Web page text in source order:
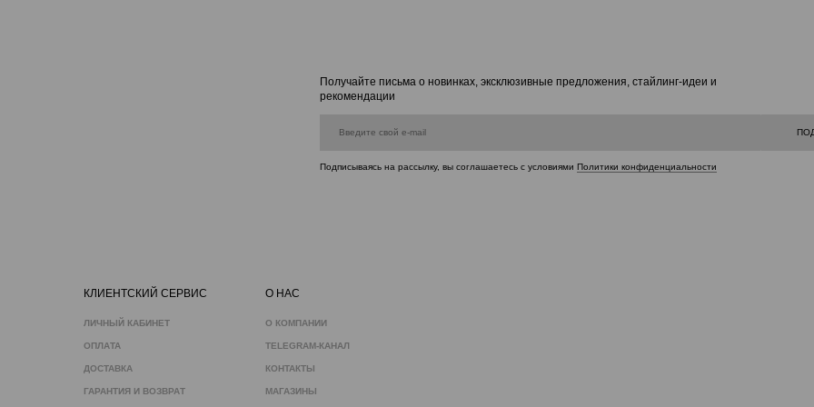
О КОМПАНИИ
МАГАЗИНЫ
ГАРАНТИЯ И ВОЗВРАТ
О НАС
ДОСТАВКА
ОПЛАТА TELEGRAM-КАНАЛ
ЛИЧНЫЙ КАБИНЕТ
КОНТАКТЫ
КЛИЕНТСКИЙ СЕРВИС
Получайте письма о новинках, эксклюзивные предложения, стайлинг-идеи и
рекомендации
Подписываясь на рассылку, вы соглашаетесь с условиями Политики конфиденциальности